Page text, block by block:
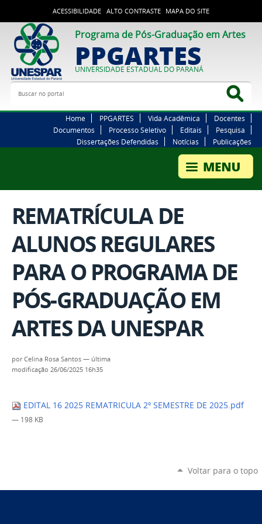
ACESSIBILIDADE ALTO CONTRASTE MAPA DO SITE
Programa de Pós-Graduação em Artes
PPGARTES
UNIVERSIDADE ESTADUAL DO PARANÁ
Buscar no portal
Home PPGARTES Vida Acadêmica
Docentes
Documentos
Processo Seletivo Editais
Pesquisa
Dissertações Defendidas
Notícias Publicações
REMATRÍCULA DE
ALUNOS REGULARES
PARA O PROGRAMA DE
PÓS-GRADUAÇÃO EM
ARTES DA UNESPAR
porCelina Rosa Santos — última
modificação 26/06/2025 16h35
EDITAL 16 2025 REMATRICULA 2º SEMESTRE DE 2025.pdf
— 198 KB
Voltar para o topo